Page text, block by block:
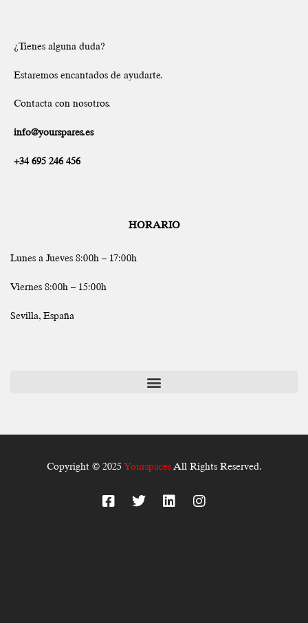
¿Tienes alguna duda?
Estaremos encantados de ayudarte.
Contacta con nosotros.
info@yourspares.es
+34 695 246 456
HORARIO
Lunes a Jueves 8:00h – 17:00h
Viernes 8:00h – 15:00h
Sevilla, España
Copyright © 2025 YourspacesAll Rights Reserved.